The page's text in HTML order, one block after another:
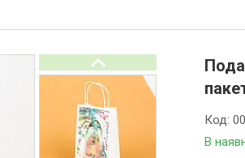
В
Код: